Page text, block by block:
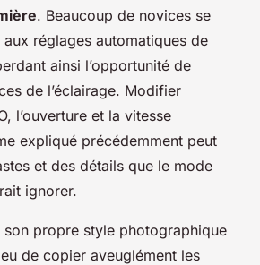
. Beaucoup de novices se
réglages automatiques de
ainsi l’opportunité de
de l’éclairage. Modifier
l’ouverture et la vitesse
expliqué précédemment peut
et des détails que le mode
ignorer.
propre style photographique
de copier aveuglément les